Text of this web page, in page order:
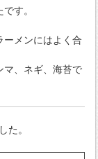
す。
ーメンにはよく合
マ、ネギ、海苔で
た。